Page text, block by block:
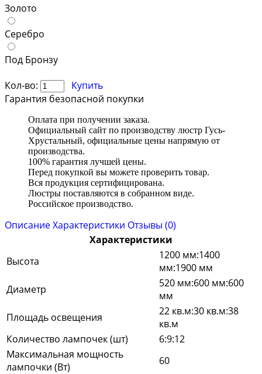
Золото
Серебро
Под Бронзу
Кол-во:
Купить
Гарантия безопасной покупки
Оплата при получении заказа.
Официальный сайт по производству люстр Гусь-
Хрустальный, официальные цены напрямую от
производства.
100% гарантия лучшей цены.
Перед покупкой вы можете проверить товар.
Вся продукция сертифицирована.
Люстры поставляются в собранном виде.
Российское производство.
ОписаниеХарактеристики Отзывы (0)
Характеристики
Высота
1200 мм:1400
мм:1900 мм
Диаметр
520 мм:600 мм:600
мм
Площадь освещения
22 кв.м:30 кв.м:38
кв.м
Количество лампочек (шт)
6:9:12
Максимальная мощность
лампочки (Вт)
60